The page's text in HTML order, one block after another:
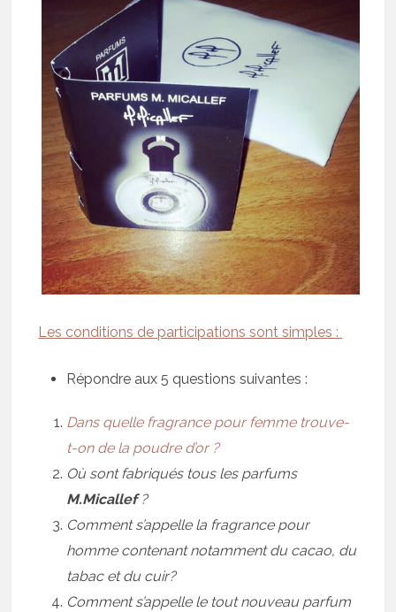
Les conditions de participations sont simples :
Répondre aux 5 questions suivantes :
Dans quelle fragrance pour femme trouve-
t-on de la poudre d’or ?
Où sont fabriqués tous les parfums
M.Micallef?
Comment s’appelle la fragrance pour
homme contenant notamment du cacao, du
tabac et du cuir?
Comment s’appelle le tout nouveau parfum